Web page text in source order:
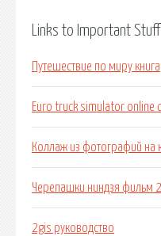
Links to Important Stuff
Путешествие по миру книга
Euro truck simulator online
Коллаж из фотографий на
Черепашки ниндзя фильм
2gis руководство